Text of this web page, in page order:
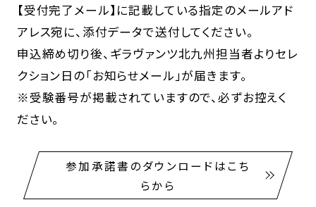
【受付完了メール】に記載している指定のメールアド
アレス宛に、添付データで送付してください。
申込締め切り後、ギラヴァンツ北九州担当者よりセレ
クション日の「お知らせメール」が届きます。
※受験番号が掲載されていますので、必ずお控えく
ださい。
参加承諾書のダウンロードはこち
らから